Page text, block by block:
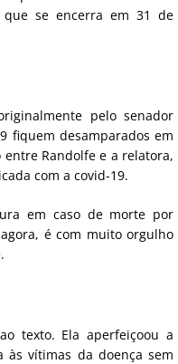
se encerra em 31 de
pelo senador
fiquem desamparados em
Randolfe e a relatora,
com a covid-19.
em caso de morte por
é com muito orgulho
texto. Ela aperfeiçoou a
vítimas da doença sem